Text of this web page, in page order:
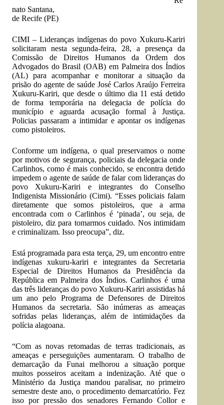
nato Santana,
de Recife (PE)
CIMI – Lideranças indígenas do povo Xukuru-Kariri
solicitaram nesta segunda-feira, 28, a presença da
Comissão de Direitos Humanos da Ordem dos
Advogados do Brasil (OAB) em Palmeira dos Índios
(AL) para acompanhar e monitorar a situação da
prisão do agente de saúde José Carlos Araújo Ferreira
Xukuru-Kariri, que desde o último dia 11 está detido
de forma temporária na delegacia de polícia do
município e aguarda acusação formal à Justiça.
Policias passaram a intimidar e apontar os indígenas
como pistoleiros.
Conforme um indígena, o qual preservamos o nome
por motivos de segurança, policiais da delegacia onde
Carlinhos, como é mais conhecido, se encontra detido
impedem o agente de saúde de falar com lideranças do
povo Xukuru-Kariri e integrantes do Conselho
Indigenista Missionário (Cimi). “Esses policiais falam
diretamente que somos pistoleiros, que a arma
encontrada com o Carlinhos é ‘pinada’, ou seja, de
pistoleiro, diz para tomarmos cuidado. Nos intimidam
e criminalizam. Isso preocupa”, diz.
Está programada para esta terça, 29, um encontro entre
indígenas xukuru-kariri e integrantes da Secretaria
Especial de Direitos Humanos da Presidência da
República em Palmeira dos Índios. Carlinhos é uma
das três lideranças do povo Xukuru-Kariri assistidas há
um ano pelo Programa de Defensores de Direitos
Humanos da secretaria. São inúmeras as ameaças
sofridas pelas lideranças, além de intimidações da
polícia alagoana.
“Com as novas retomadas de terras tradicionais, as
ameaças e perseguições aumentaram. O trabalho de
demarcação da Funai melhorou a situação porque
muitos posseiros aceitam a indenização. Até que o
Ministério da Justiça mandou paralisar, no primeiro
semestre deste ano, o procedimento demarcatório. Fez
isso por pressão dos senadores Fernando Collor e